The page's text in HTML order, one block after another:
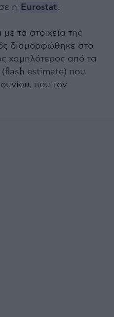
η Eurostat.
τα στοιχεία της
διαμορφώθηκε στο
χαμηλότερος από τα
(flash estimate) που
που τον